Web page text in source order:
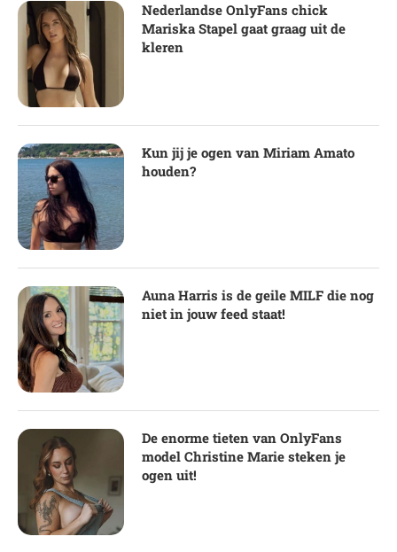
Nederlandse OnlyFans chick
Mariska Stapel gaat graag uit de
kleren
Kun jij je ogen van Miriam Amato
houden?
Auna Harris is de geile MILF die nog
niet in jouw feed staat!
De enorme tieten van OnlyFans
model Christine Marie steken je
ogen uit!